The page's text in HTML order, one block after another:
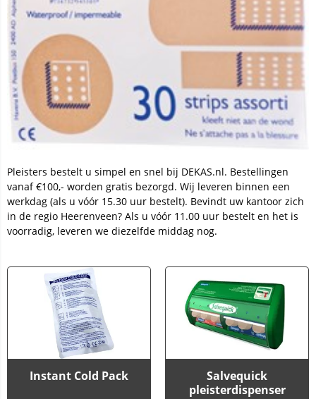
Pleisters bestelt u simpel en snel bij DEKAS.nl. Bestellingen
vanaf €100,- worden gratis bezorgd. Wij leveren binnen een
werkdag (als u vóór 15.30 uur bestelt). Bevindt uw kantoor zich
in de regio Heerenveen? Als u vóór 11.00 uur bestelt en het is
voorradig, leveren we diezelfde middag nog.
Instant Cold Pack
Salvequick
pleisterdispenser